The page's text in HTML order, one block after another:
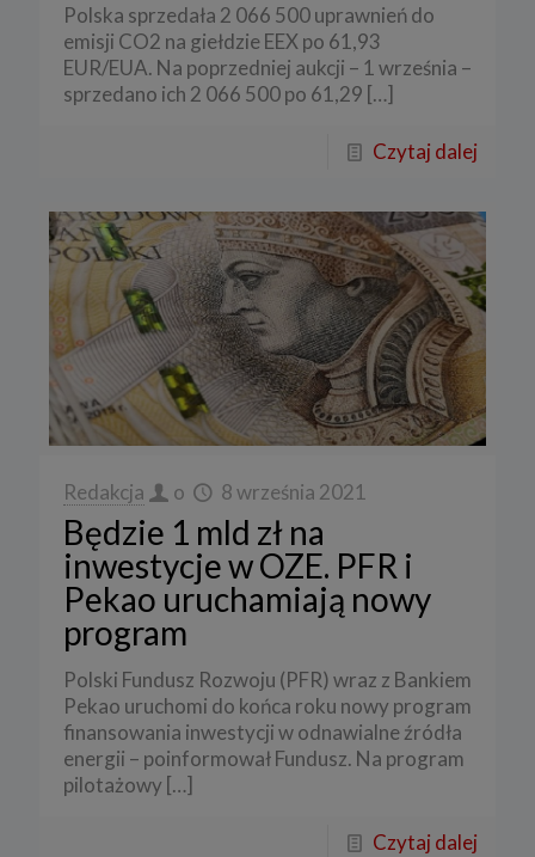
Polska sprzedała 2 066 500 uprawnień do
emisji CO2 na giełdzie EEX po 61,93
EUR/EUA. Na poprzedniej aukcji – 1 września –
sprzedano ich 2 066 500 po 61,29 […]
Czytaj dalej
Redakcja o 8 września 2021
Będzie 1 mld zł na
inwestycje w OZE. PFR i
Pekao uruchamiają nowy
program
Polski Fundusz Rozwoju (PFR) wraz z Bankiem
Pekao uruchomi do końca roku nowy program
finansowania inwestycji w odnawialne źródła
energii – poinformował Fundusz. Na program
pilotażowy […]
Czytaj dalej